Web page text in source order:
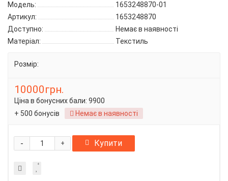
Модель:
1653248870-01
Артикул:
1653248870
Доступно:
Немає в наявності
Матеріал:
Текстиль
Розмір:
10000грн.
Ціна в бонусних бали: 9900
+ 500 бонусів
Немає в наявності
+
- Купити